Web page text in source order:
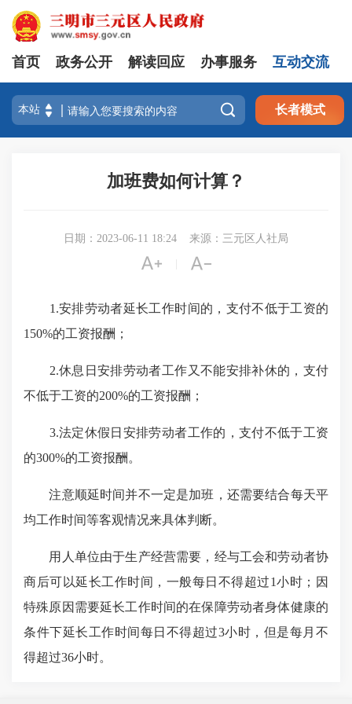
首页 政务公开 解读回应 办事服务 互动交流
 长者模式
加班费如何计算？
日期：2023-06-11 18:24 来源：三元区人社局
 
1.安排劳动者延长工作时间的，支付不低于工资的
150%的工资报酬；
2.休息日安排劳动者工作又不能安排补休的，支付
不低于工资的200%的工资报酬；
3.法定休假日安排劳动者工作的，支付不低于工资
的300%的工资报酬。
注意顺延时间并不一定是加班，还需要结合每天平
均工作时间等客观情况来具体判断。
用人单位由于生产经营需要，经与工会和劳动者协
商后可以延长工作时间，一般每日不得超过1小时；因
特殊原因需要延长工作时间的在保障劳动者身体健康的
条件下延长工作时间每日不得超过3小时，但是每月不
得超过36小时。